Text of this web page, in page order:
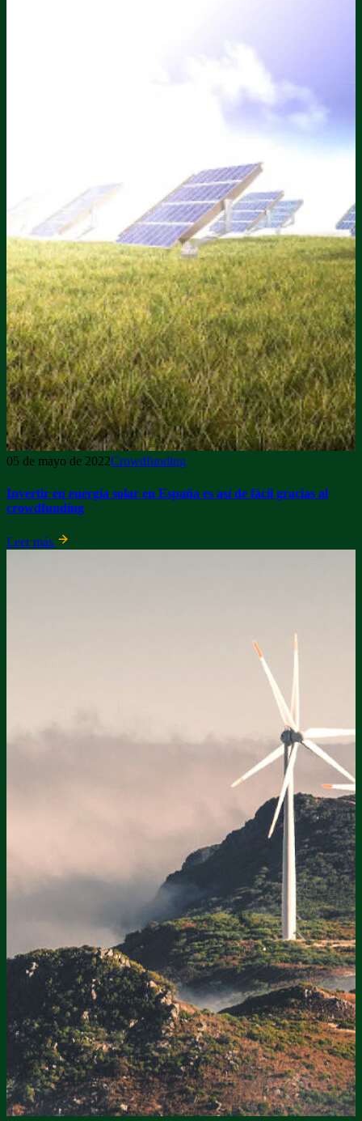
05 de mayo de 2022Crowdfunding
Invertir en energía solar en España es así de fácil gracias al
crowdfunding
Leer más